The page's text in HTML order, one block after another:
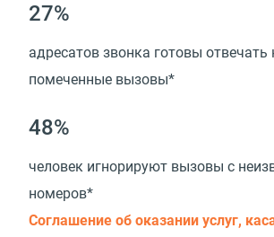
27%
адресатов звонка готовы отвечать
помеченные вызовы*
48%
человек игнорируют вызовы с
номеров*
Соглашение об оказании услуг,